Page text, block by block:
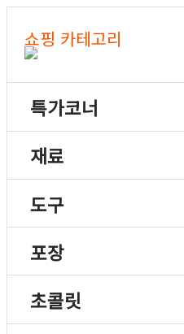
쇼핑 카테고리
특가코너
재료
도구
포장
초콜릿